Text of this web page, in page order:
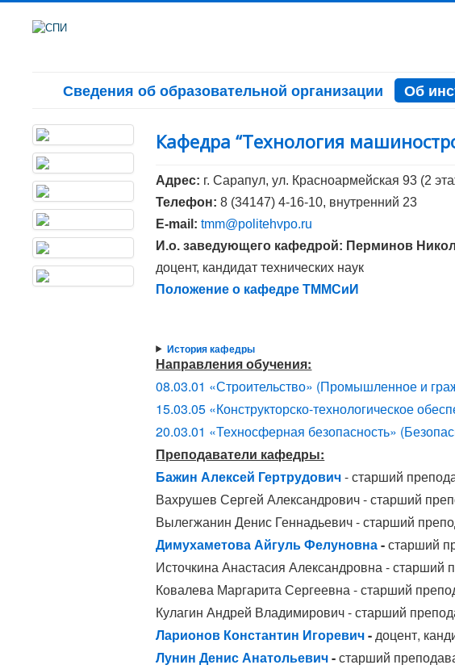
Сведения об образовательной организации Об
Кафедра “Технология
Адрес: г. Сарапул, ул. Красноармейская 93 (2
Телефон: 8 (34147) 4-16-10, внутренний 23
E-mail: tmm@politehvpo.ru
И.о. заведующего кафедрой:
доцент, кандидат технических наук
Положение о кафедре ТММСиИ
История кафедры
Направления обучения:
08.03.01 «Строительство» (Промышленное и
15.03.05 «Конструкторско-технологическое
20.03.01 «Техносферная безопасность»
Преподаватели кафедры:
Бажин Алексей Гертрудович- старший
Вахрушев Сергей Александрович - старший
Вылегжанин Денис Геннадьевич -старший
Димухаметова Айгуль Фелуновна-старший
Источкина Анастасия Александровна - старший
Ковалева Маргарита Сергеевна - старший
Кулагин Андрей Владимирович - старший
Ларионов Константин Игоревич-доцент,
Лунин Денис Анатольевич-старший